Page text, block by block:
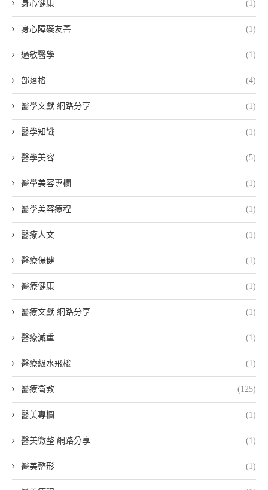
身心健康 (1)
身心障礙友善 (1)
過敏醫學 (1)
部落格 (4)
醫學文獻 網路分享 (1)
醫學知識 (1)
醫學美容 (5)
醫學美容專欄 (1)
醫學美容療程 (1)
醫療人文 (1)
醫療保健 (1)
醫療健康 (1)
醫療文獻 網路分享 (1)
醫療減重 (1)
醫療級水飛梭 (1)
醫療衛教 (125)
醫美專欄 (1)
醫美微整 網路分享 (1)
醫美整形 (1)